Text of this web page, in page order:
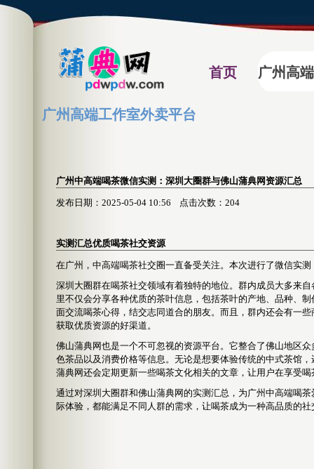
首页 广州高
广州高端工作室外卖平台
广州中高端喝茶微信实测：深圳大圈群与佛山蒲典网资源汇总
发布日期：2025-05-04 10:56 点击次数：204
实测汇总优质喝茶社交资源
在广州，中高端喝茶社交圈一直备受关注。本次进行了微信实
深圳大圈群在喝茶社交领域有着独特的地位。群内成员大多来
里不仅会分享各种优质的茶叶信息，包括茶叶的产地、品种、
面交流喝茶心得，结交志同道合的朋友。而且，群内还会有一
获取优质资源的好渠道。
佛山蒲典网也是一个不可忽视的资源平台。它整合了佛山地区
色茶品以及消费价格等信息。无论是想要体验传统的中式茶馆
蒲典网还会定期更新一些喝茶文化相关的文章，让用户在享受
通过对深圳大圈群和佛山蒲典网的实测汇总，为广州中高端喝
际体验，都能满足不同人群的需求，让喝茶成为一种高品质的社